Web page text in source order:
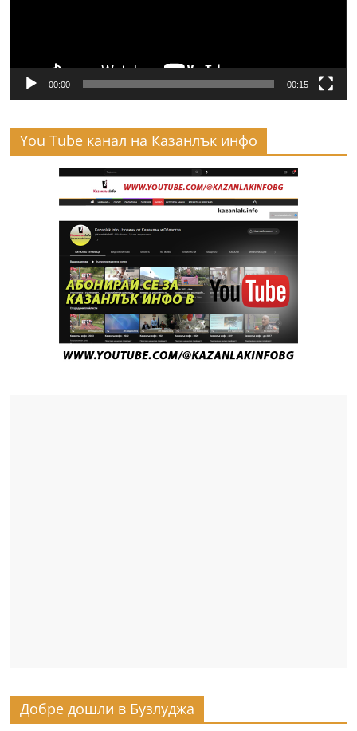
00:00 00:15
You Tube канал на Казанлък инфо
Добре дошли в Бузлуджа